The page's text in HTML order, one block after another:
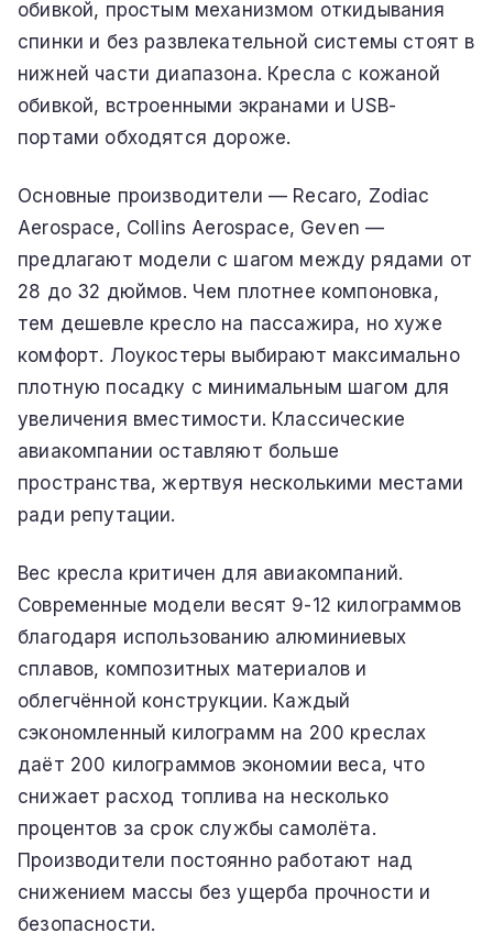
обивкой, простым механизмом откидывания
спинки и без развлекательной системы стоят в
нижней части диапазона. Кресла с кожаной
обивкой, встроенными экранами и USB-
портами обходятся дороже.
Основные производители — Recaro, Zodiac
Aerospace, Collins Aerospace, Geven —
предлагают модели с шагом между рядами от
28 до 32 дюймов. Чем плотнее компоновка,
тем дешевле кресло на пассажира, но хуже
комфорт. Лоукостеры выбирают максимально
плотную посадку с минимальным шагом для
увеличения вместимости. Классические
авиакомпании оставляют больше
пространства, жертвуя несколькими местами
ради репутации.
Вес кресла критичен для авиакомпаний.
Современные модели весят 9-12 килограммов
благодаря использованию алюминиевых
сплавов, композитных материалов и
облегчённой конструкции. Каждый
сэкономленный килограмм на 200 креслах
даёт 200 килограммов экономии веса, что
снижает расход топлива на несколько
процентов за срок службы самолёта.
Производители постоянно работают над
снижением массы без ущерба прочности и
безопасности.